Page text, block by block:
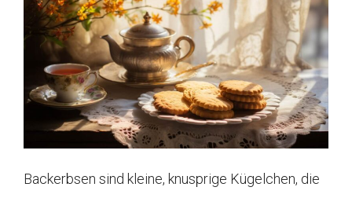
Backerbsen sind kleine, knusprige Kügelchen, die